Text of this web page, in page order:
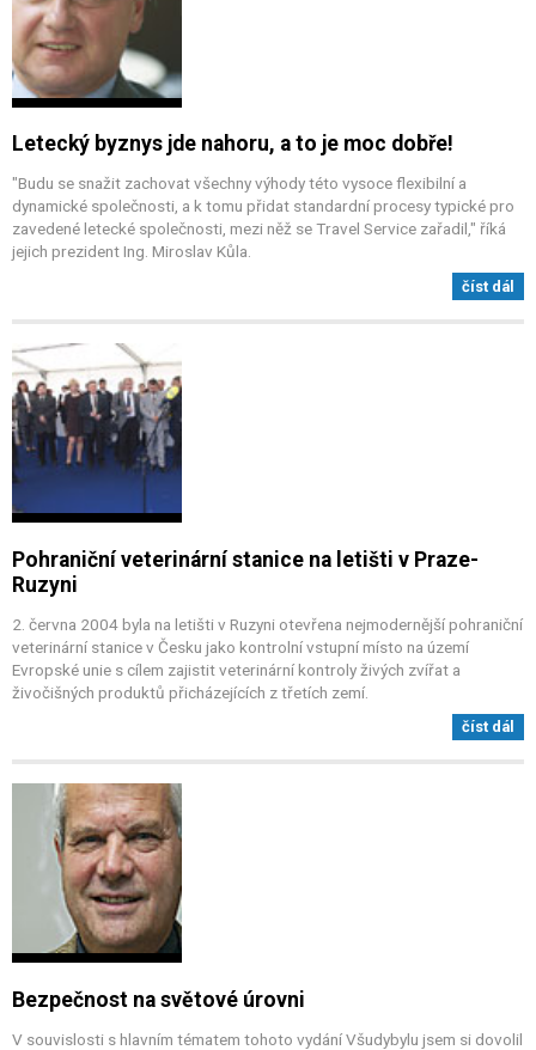
Letecký byznys jde nahoru, a to je moc dobře!
"Budu se snažit zachovat všechny výhody této vysoce flexibilní a
dynamické společnosti, a k tomu přidat standardní procesy typické pro
zavedené letecké společnosti, mezi něž se Travel Service zařadil," říká
jejich prezident Ing. Miroslav Kůla.
číst dál
Pohraniční veterinární stanice na letišti v Praze-
Ruzyni
2. června 2004 byla na letišti v Ruzyni otevřena nejmodernější pohraniční
veterinární stanice v Česku jako kontrolní vstupní místo na území
Evropské unie s cílem zajistit veterinární kontroly živých zvířat a
živočišných produktů přicházejících z třetích zemí.
číst dál
Bezpečnost na světové úrovni
V souvislosti s hlavním tématem tohoto vydání Všudybylu jsem si dovolil